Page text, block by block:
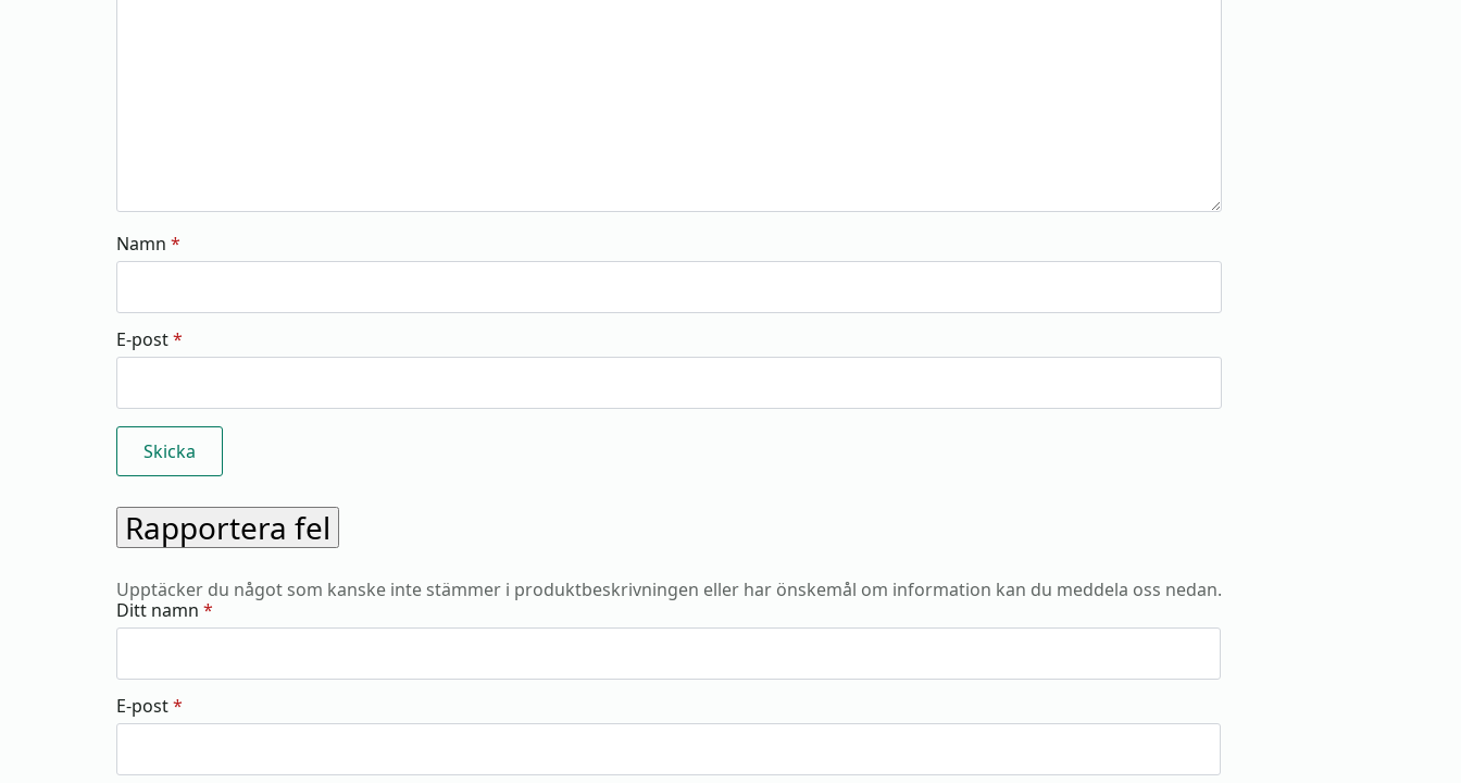
Namn *
E-post*
Rapportera fel
Upptäcker du något som kanske inte stämmer i produktbeskrivningen eller har önskemål om information kan du meddela oss nedan.
Ditt namn *
E-post *